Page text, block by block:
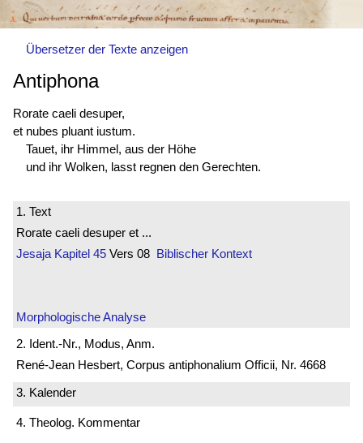
Übersetzer der Texte anzeigen
Antiphona
Rorate caeli desuper,
et nubes pluant iustum.
Tauet, ihr Himmel, aus der Höhe
und ihr Wolken, lasst regnen den Gerechten.
1. Text
Rorate caeli desuper et ...
Jesaja Kapitel 45 Vers 08 Biblischer Kontext
Morphologische Analyse
2. Ident.-Nr., Modus, Anm.
René-Jean Hesbert, Corpus antiphonalium Officii, Nr. 4668
3. Kalender
4. Theolog. Kommentar